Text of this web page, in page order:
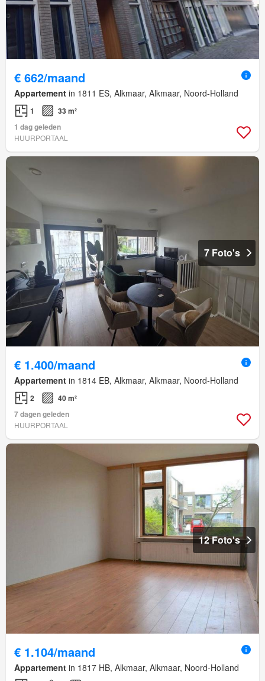
€ 662/maand
Appartement in 1811 ES, Alkmaar, Alkmaar, Noord-Holland
1
33 m²
1 dag geleden
HUURPORTAAL
7 Foto's
€ 1.400/maand
Appartement in 1814 EB, Alkmaar, Alkmaar, Noord-Holland
2
40 m²
7 dagen geleden
HUURPORTAAL
12 Foto's
€ 1.104/maand
Appartement in 1817 HB, Alkmaar, Alkmaar, Noord-Holland